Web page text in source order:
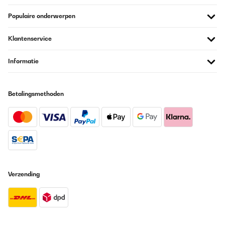
28/12/2022
muni de touches tactiles permettant de régler la température et la
pour la nourriture .Il y a une lumière à l'extérieur au dos du frigo
une chambre d'ado pour donner un côté stylé a votre pièce .Il ne
prend pas beaucoup de place , un petit coin lui suffit , sa couleur
neutre se mariera avec n'importe quel intérieur , il est également
très silencieux.Je ne regrette pas du tout mon achat , j'ai fait
plaisir a mon fils pour Noël , il n'a pas perdu de temps pour
Populaire onderwerpen
Klantenservice
Informatie
Betalingsmethoden
Verzending